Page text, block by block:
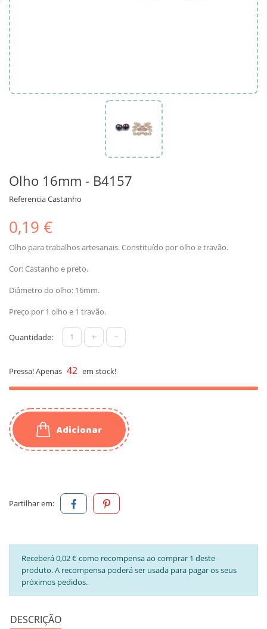
Olho 16mm - B4157
ReferenciaCastanho
0,19 €
Olho para trabalhos artesanais. Constituído por olho e travão.
Cor: Castanho e preto.
Diâmetro do olho: 16mm.
Preço por 1 olho e 1 travão.
Quantidade: + -
Pressa! Apenas 42 em stock!
Adicionar
Partilhar em:
Receberá 0,02 € como recompensa ao comprar 1 deste
produto. A recompensa poderá ser usada para pagar os seus
próximos pedidos.
DESCRIÇÃO